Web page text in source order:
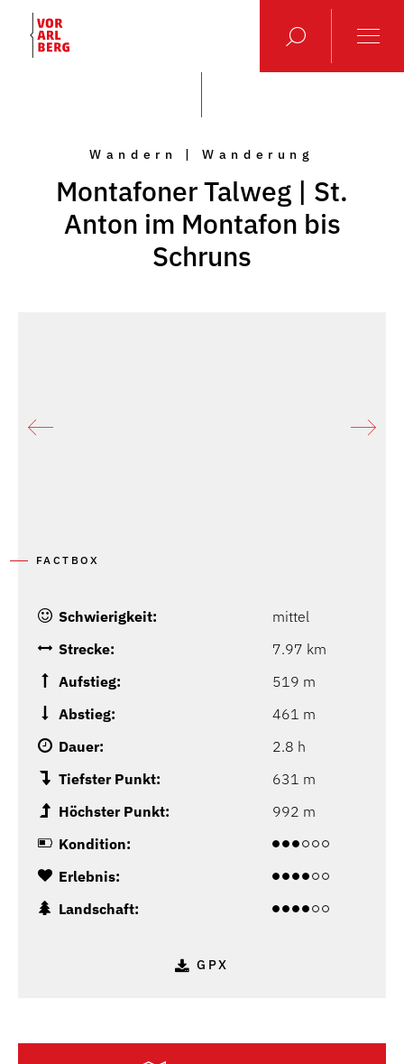
Wandern | Wanderung
Montafoner Talweg | St.
Anton im Montafon bis
Schruns
FACTBOX
Schwierigkeit:
mittel
Strecke:
7.97 km
Aufstieg:
519 m
Abstieg:
461 m
Dauer:
2.8 h
Tiefster Punkt:
631 m
Höchster Punkt:
992 m
Kondition:
Erlebnis:
Landschaft:
GPX